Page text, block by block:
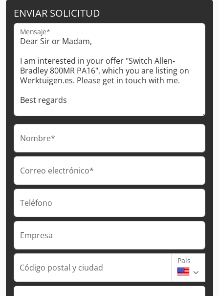
ENVIAR SOLICITUD
Mensaje*
Nombre*
Correo electrónico*
Teléfono
Empresa
Código postal y ciudad
País